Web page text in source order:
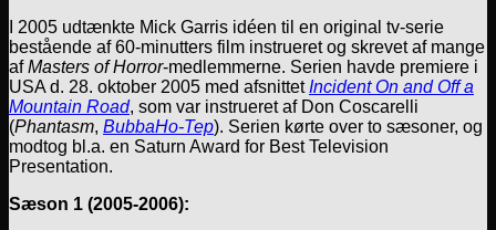
I 2005 udtænkte Mick Garris idéen til en original tv-serie
bestående af 60-minutters film instrueret og skrevet af mange
afMasters of Horror-medlemmerne. Serien havde premiere i
USA d. 28. oktober 2005 med afsnittet Incident On and Off a
Mountain Road, som var instrueret af Don Coscarelli
(Phantasm, BubbaHo-Tep). Serien kørte over to sæsoner, og
modtog bl.a. en Saturn Award for Best Television
Presentation.
Sæson 1 (2005-2006):